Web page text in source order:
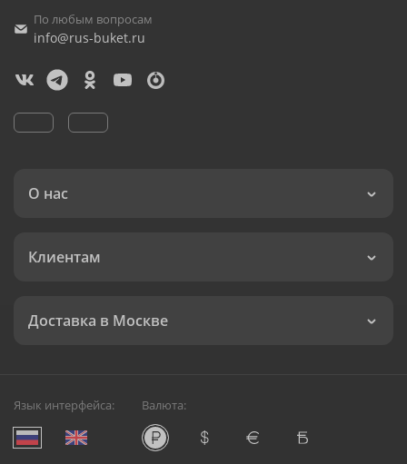
По любым вопросам
info@rus-buket.ru
О нас
Клиентам
Доставка в Москве
Язык интерфейса: Валюта: